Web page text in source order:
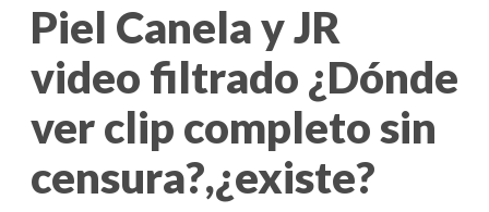
Piel Canela y JR
video filtrado ¿Dónde
ver clip completo sin
censura?,¿existe?